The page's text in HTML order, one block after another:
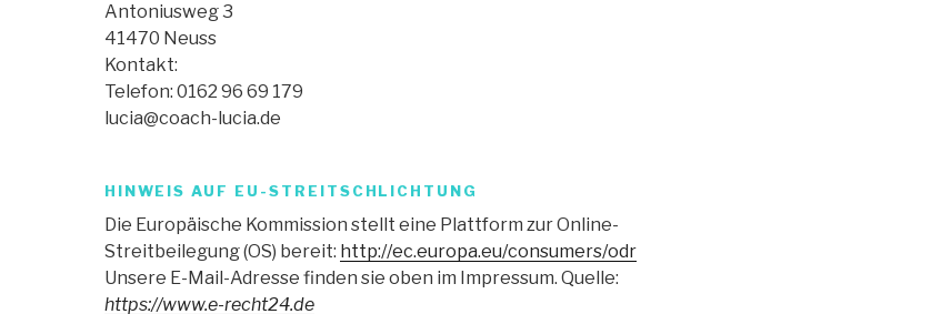
Antoniusweg 3
41470 Neuss
Kontakt:
Telefon: 0162 96 69 179
lucia@coach-lucia.de
HINWEIS AUF EU-STREITSCHLICHTUNG
Die Europäische Kommission stellt eine Plattform zur Online-
Streitbeilegung (OS) bereit: http://ec.europa.eu/consumers/odr
Unsere E-Mail-Adresse finden sie oben im Impressum. Quelle:
https://www.e-recht24.de